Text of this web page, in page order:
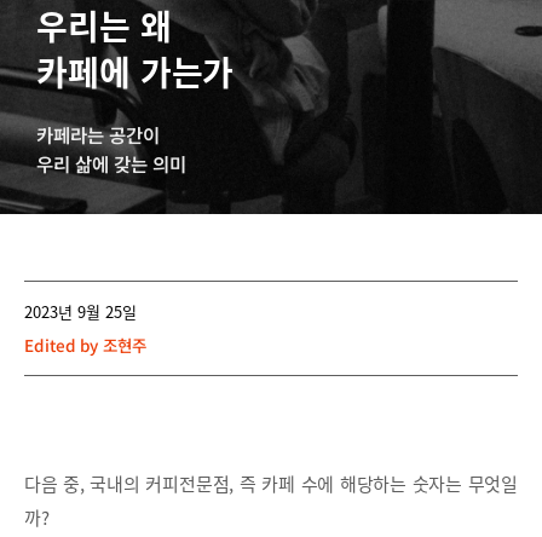
우리는 왜
카페에 가는가
카페라는 공간이
우리 삶에 갖는 의미
2023년 9월 25일
Edited by 조현주
다음 중, 국내의 커피전문점, 즉 카페 수에 해당하는 숫자는 무엇일
까?